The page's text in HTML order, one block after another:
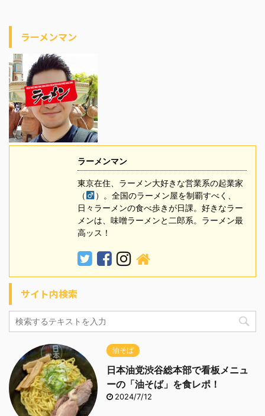
ラーメンマン
ラーメンマン
東京在住、ラーメン大好きな営業系の起業家
（
）。全国のラーメン屋を制覇すべく、
日々ラーメンの食べ歩きが日課。好きなラー
メンは、味噌ラーメンと二郎系。ラーメン最
高ッス！
サイト内検索
油そば
日本油党渋谷総本部で看板メニュ
ーの「油そば」を食レポ！
2024/7/12